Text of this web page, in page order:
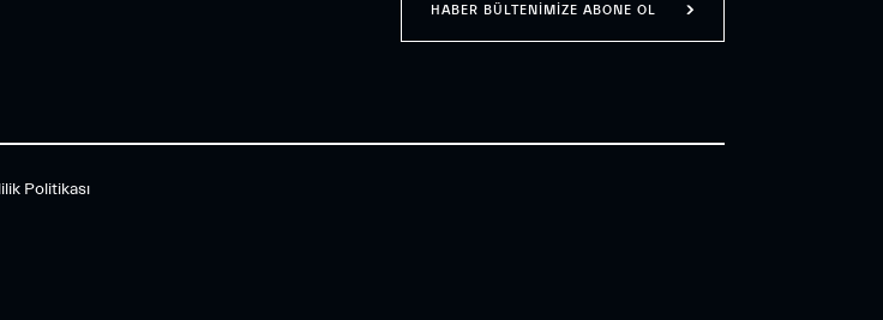
HABER BÜLTENİMİZE ABONE OL
Politikası